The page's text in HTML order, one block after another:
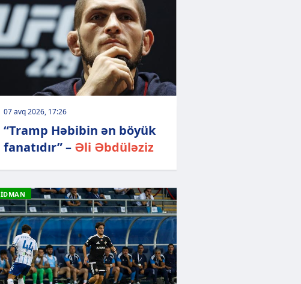
07 avq 2026, 17:26
“Tramp Həbibin ən böyük
fanatıdır” – Əli Əbdüləziz
İDMAN